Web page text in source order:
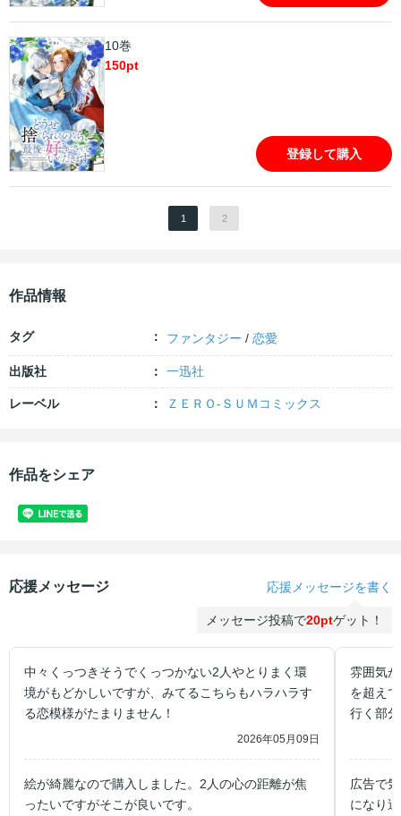
10巻
150pt
登録して購入
1 2
作品情報
タグ ファンタジー /恋愛
出版社 一迅社
レーベル ＺＥＲＯ-ＳＵＭコミックス
作品をシェア
応援メッセージ 応援メッセージを書く
メッセージ投稿で20ptゲット！
中々くっつきそうでくっつかない2人やとりまく環
境がもどかしいですが、みてるこちらもハラハラす
る恋模様がたまりません！
2026年05月09日
絵が綺麗なので購入しました。2人の心の距離が焦
ったいですがそこが良いです。
雰囲気
を超え
行く部
広告で
になり